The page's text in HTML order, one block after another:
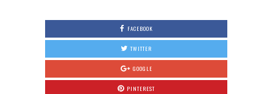
FACEBOOK
TWITTER
GOOGLE
PINTEREST